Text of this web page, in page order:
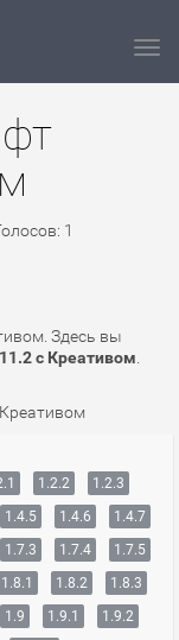
1
Здесь вы
c Креативом
1.2.2
1.2.3
1.4.5 1.4.6
1.4.7
1.7.3 1.7.4
1.7.5
1.8.1 1.8.2
1.8.3
1.9 1.9.1
1.9.2